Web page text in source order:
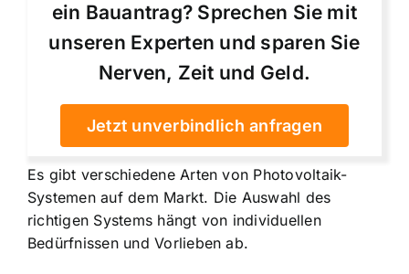
ein Bauantrag? Sprechen Sie mit
unseren Experten und sparen Sie
Nerven, Zeit und Geld.
Jetzt unverbindlich anfragen
Es gibt verschiedene Arten von Photovoltaik-
Systemen auf dem Markt. Die Auswahl des
richtigen Systems hängt von individuellen
Bedürfnissen und Vorlieben ab.